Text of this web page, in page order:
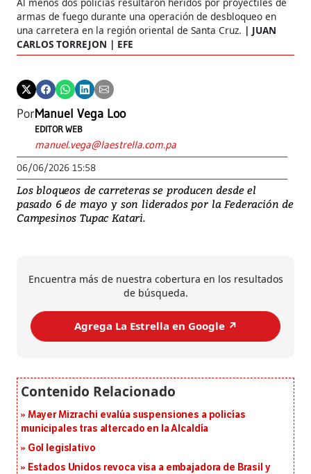
armas de fuego durante una operación de desbloqueo en
una carretera en la región oriental de Santa Cruz.
JUAN
CARLOS TORREJON | EFE
PorManuel Vega Loo
EDITOR WEB
manuel.vega@laestrella.com.pa
06/06/2026 15:58
Los bloqueos de carreteras se producen desde el
pasado 6 de mayo y son liderados por la Federación de
Campesinos Tupac Katari.
Encuentra más de nuestra cobertura en los resultados
de búsqueda.
Agrega La Estrella en Google ↗️
Mayer Mizrachi evalúa suspensiones a policías
municipales tras altercado en la Alcaldía
Gol legislativo
Estados Unidos revoca visa a embajadora de Brasil y